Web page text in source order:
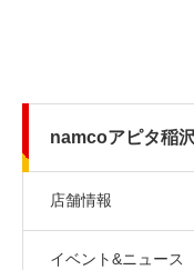
namcoアピタ稲
店舗情報
イベント&ニュース